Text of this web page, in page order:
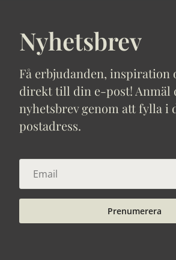
Nyhetsbrev
Få erbjudanden, inspiration
direkt till din e-post! Anmäl
nyhetsbrev genom att fylla i
postadress.
Prenumerera